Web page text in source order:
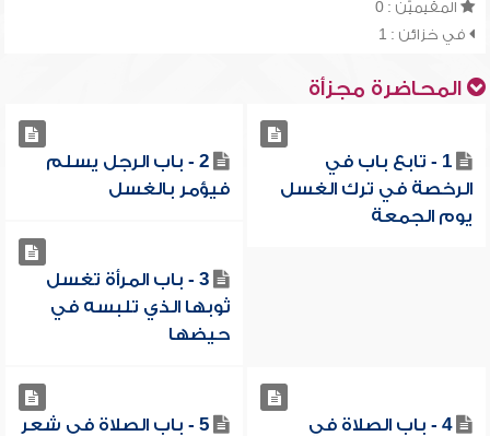
المقيميّن : 0
في خزائن : 1
المحاضرة مجزأة
1 - تابع باب في
الرخصة في ترك الغسل
يوم الجمعة
2 - باب الرجل يسلم
فيؤمر بالغسل
3 - باب المرأة تغسل
ثوبها الذي تلبسه في
حيضها
4 - باب الصلاة في
5 - باب الصلاة في شعر